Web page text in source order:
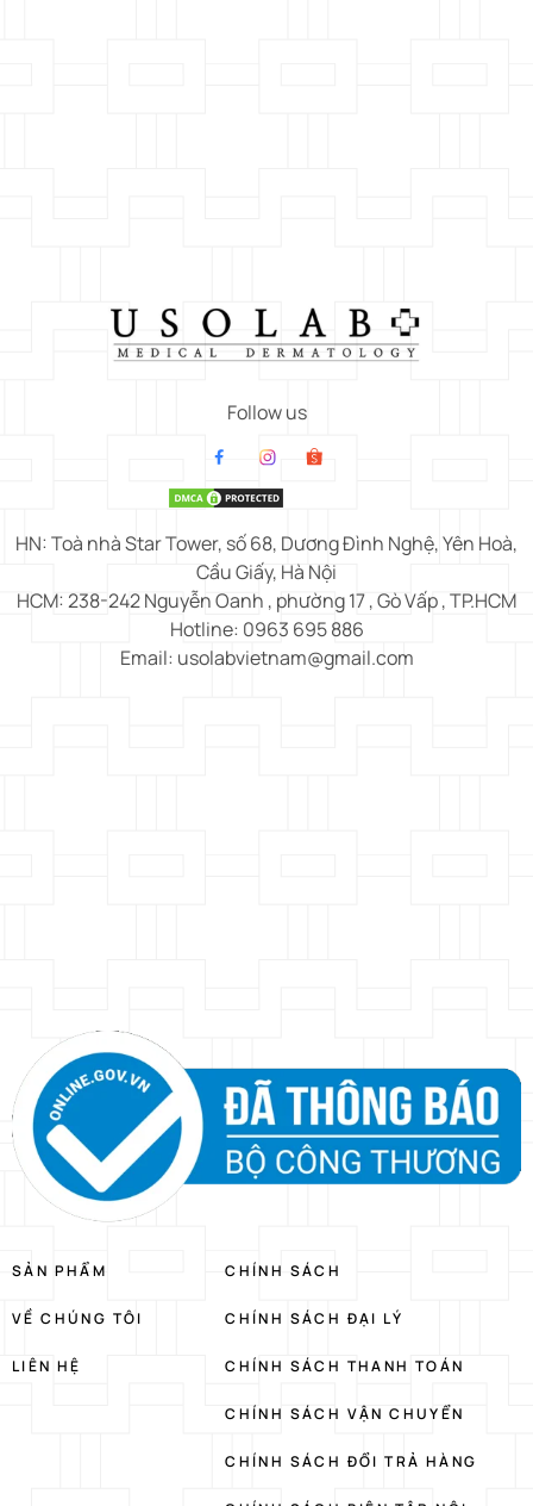
Follow us
HN: Toà nhà Star Tower, số 68, Dương Đình Nghệ, Yên Hoà,
Cầu Giấy, Hà Nội
HCM: 238-242 Nguyễn Oanh , phường 17 , Gò Vấp , TP.HCM
Hotline: 0963 695 886
Email: usolabvietnam@gmail.com
SẢN PHẨM
VỀ CHÚNG TÔI
LIÊN HỆ
CHÍNH SÁCH
CHÍNH SÁCH ĐẠI LÝ
CHÍNH SÁCH THANH TOÁN
CHÍNH SÁCH VẬN CHUYỂN
CHÍNH SÁCH ĐỔI TRẢ HÀNG